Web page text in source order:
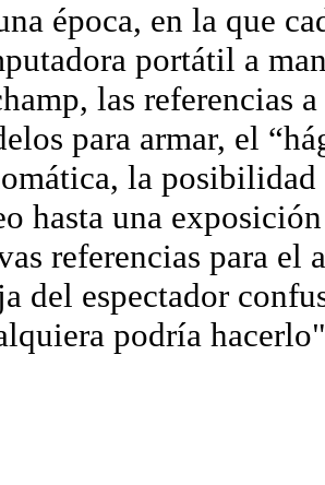
época, en la que
portátil a
las referencias
para armar, el
la
hasta una
referencias para el
del espectador
podría